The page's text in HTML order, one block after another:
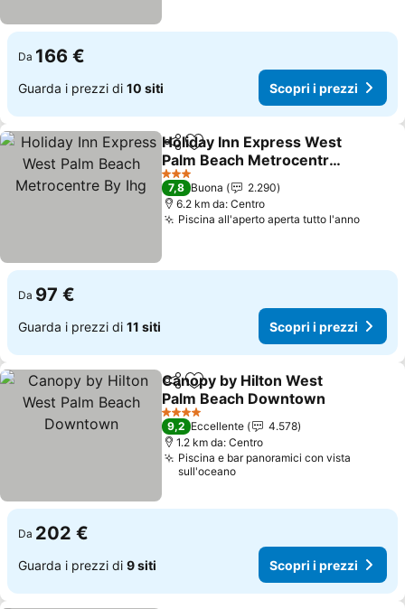
Da 166 €
Guarda i prezzi di 10 siti Scopri i prezzi
CondividiAggiungi ai preferiti
Holiday Inn Express West
Palm Beach Metrocentre
By Ihg
Scopri i prezzi
3 Stelle
7,8 Buona
2.290
6.2 km da: Centro
Piscina all'aperto aperta tutto l'anno
Da 97 €
Guarda i prezzi di 11 siti Scopri i prezzi
CondividiAggiungi ai preferiti
Canopy by Hilton West
Palm Beach Downtown
Scopri i prezzi
4 Stelle
9,2 Eccellente
4.578
1.2 km da: Centro
Piscina e bar panoramici con vista
sull'oceano
Da 202 €
Guarda i prezzi di 9 siti Scopri i prezzi